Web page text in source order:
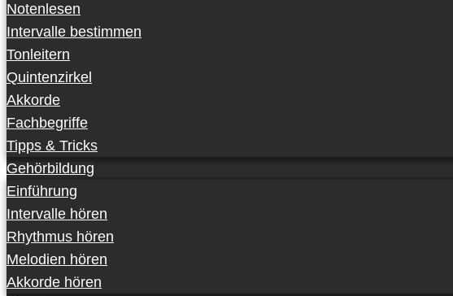
Notenlesen
Intervalle bestimmen
Tonleitern
Quintenzirkel
Akkorde
Fachbegriffe
Tipps & Tricks
Gehörbildung
Einführung
Intervalle hören
Rhythmus hören
Melodien hören
Akkorde hören